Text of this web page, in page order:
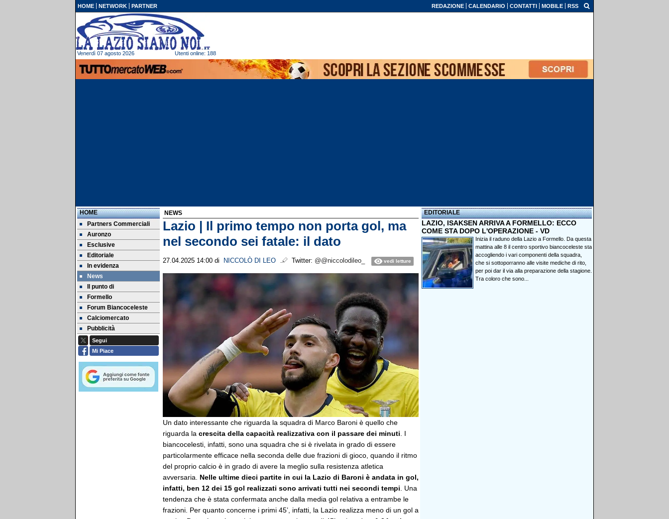
HOME NETWORK PARTNER REDAZIONE CALENDARIO CONTATTI MOBILE RSS
Venerdì 07 agosto 2026 Utenti online: 188
HOME
Partners Commerciali
Auronzo
Esclusive
Editoriale
In evidenza
News
Il punto di
Formello
Forum Biancoceleste
Calciomercato
Pubblicità
Segui
Mi Piace
NEWS
Lazio | Il primo tempo non porta gol, ma
nel secondo sei fatale: il dato
27.04.2025 14:00 di NICCOLÒ DI LEO Twitter: @@niccolodileo_ vedi letture
Un dato interessante che riguarda la squadra di Marco Baroni è quello che
riguarda la crescita della capacità realizzativa con il passare dei minuti . I
biancocelesti, infatti, sono una squadra che si è rivelata in grado di essere
particolarmente efficace nella seconda delle due frazioni di gioco, quando il ritmo
del proprio calcio è in grado di avere la meglio sulla resistenza atletica
avversaria. Nelle ultime dieci partite in cui la Lazio di Baroni è andata in gol,
infatti, ben 12 dei 15 gol realizzati sono arrivati tutti nei secondi tempi . Una
tendenza che è stata confermata anche dalla media gol relativa a entrambe le
frazioni. Per quanto concerne i primi 45’, infatti, la Lazio realizza meno di un gol a
EDITORIALE
LAZIO, ISAKSEN ARRIVA A FORMELLO: ECCO
COME STA DOPO L'OPERAZIONE - VD
Inizia il raduno della Lazio a Formello. Da questa
mattina alle 8 il centro sportivo biancoceleste sta
accogliendo i vari componenti della squadra,
che si sottoporranno alle visite mediche di rito,
per poi dar il via alla preparazione della stagione.
Tra coloro che sono...